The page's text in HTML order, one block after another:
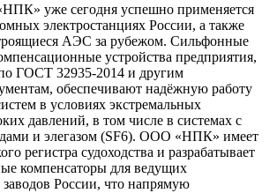
уже сегодня успешно применяется
электростанциях России, а также
АЭС за рубежом. Сильфонные
устройства предприятия,
ГОСТ 32935-2014 и другим
обеспечивают надёжную работу
в условиях экстремальных
давлений, в том числе в системах с
и элегазом (SF6). ООО «НПК» имеет
регистра судоходства и разрабатывает
компенсаторы для ведущих
заводов России, что напрямую